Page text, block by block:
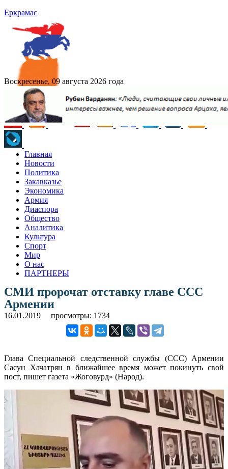
Еркрамас
Воскресенье, 09 августа 2026 года
Главная
Новости
Политика
Закавказье
Экономика
Армия
Диаспора
Общество
Аналитика
Культура
Спорт
Мир
О нас
ПАРТНЕРЫ
СМИ пророчат отставку главе ССС
Армении
16.01.2019 просмотры: 1734
Глава Специальной следственной службы (ССС) Армении
Сасун Хачатрян в ближайшее время может покинуть свой
пост, пишет газета «Жоговурд» (Народ).